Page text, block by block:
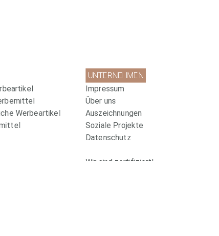
Werbeartikel
UNTERNEHMEN
Impressum
Über uns
Auszeichnungen
Soziale Projekte
Datenschutz
Wir sind zertifiziert!